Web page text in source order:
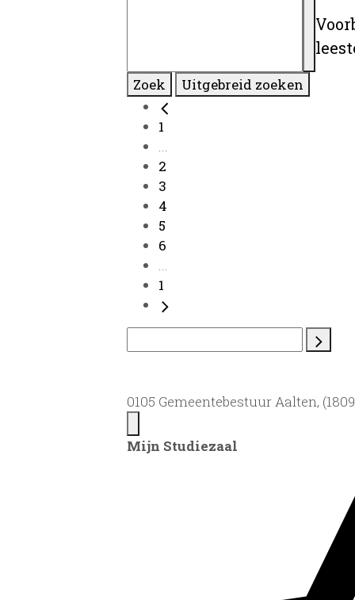
Zoek Uitgebreid zoeken
1
...
2
3
4
5
6
...
1
0105 Gemeentebestuur Aalten,
Mijn Studiezaal